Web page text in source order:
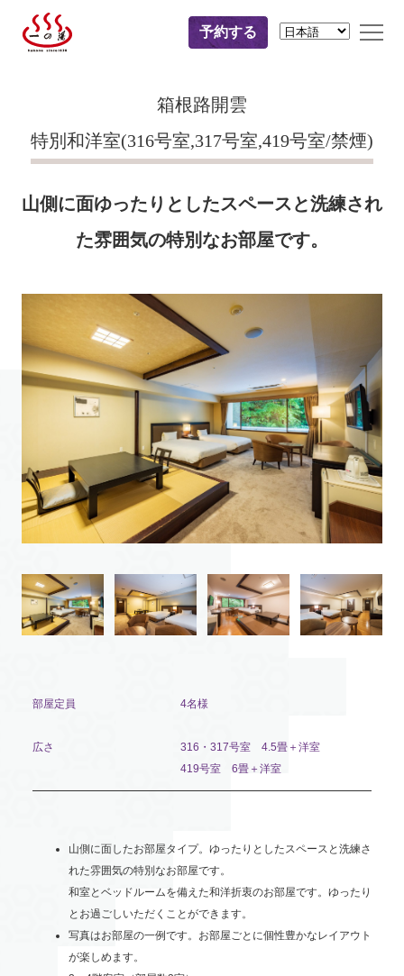
予約する
箱根路開雲
特別和洋室(316号室,317号室,419号室/禁煙)
山側に面ゆったりとしたスペースと洗練され
た雰囲気の特別なお部屋です。
部屋定員 4名様
広さ
316・317号室 4.5畳＋洋室
419号室 6畳＋洋室
山側に面したお部屋タイプ。ゆったりとしたスペースと洗練さ
れた雰囲気の特別なお部屋です。
和室とベッドルームを備えた和洋折衷のお部屋です。ゆったり
とお過ごしいただくことができます。
写真はお部屋の一例です。お部屋ごとに個性豊かなレイアウト
が楽しめます。